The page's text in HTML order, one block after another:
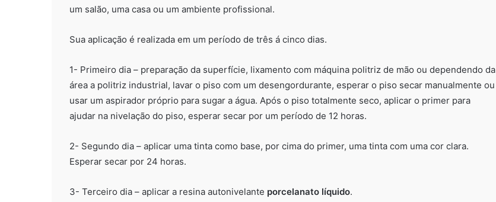
um salão, uma casa ou um ambiente profissional.
Sua aplicação é realizada em um período de três á cinco dias.
1- Primeiro dia – preparação da superfície, lixamento com máquina politriz de mão ou dependendo da
área a politriz industrial, lavar o piso com um desengordurante, esperar o piso secar manualmente ou
usar um aspirador próprio para sugar a água. Após o piso totalmente seco, aplicar o primer para
ajudar na nivelação do piso, esperar secar por um período de 12 horas.
2- Segundo dia – aplicar uma tinta como base, por cima do primer, uma tinta com uma cor clara.
Esperar secar por 24 horas.
3- Terceiro dia – aplicar a resina autonivelante porcelanato líquido.